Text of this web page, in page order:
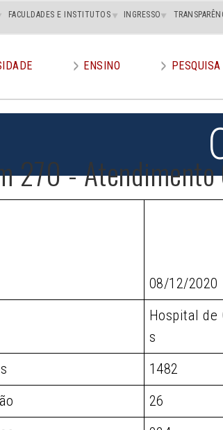
FACULDADES E INSTITUTOS INGRESSO
ENSINO PESQUISA
270 - Atendimento
08/12/
Hospital de
s
1482
26